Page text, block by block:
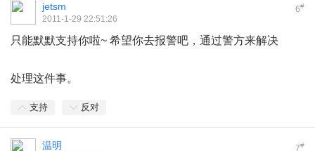
6#
jetsm
2011-1-29 22:51:26
只能默默支持你啦~ 希望你去报警吧，通过警方来解决
处理这件事。
支持 反对
7#
温明